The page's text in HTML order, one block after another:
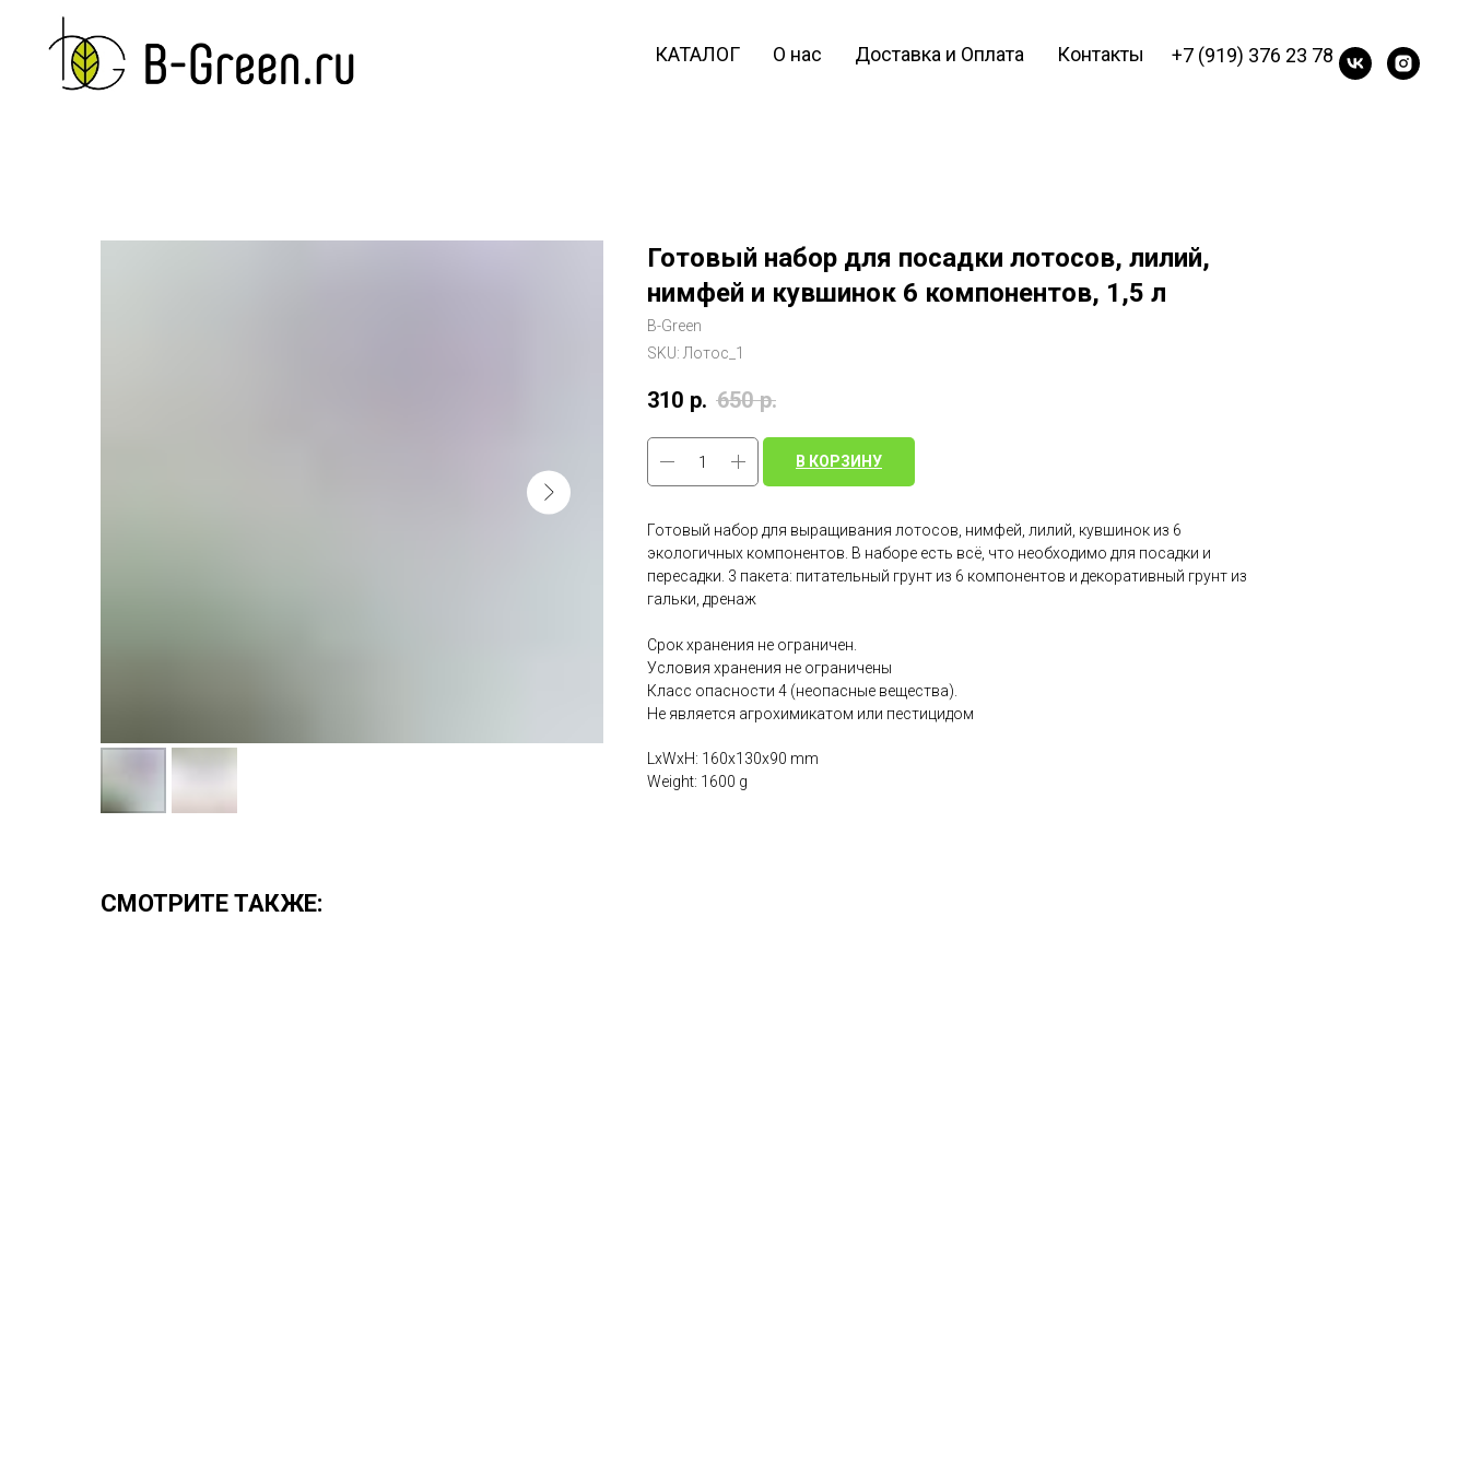
КАТАЛОГ О нас Доставка и Оплата Контакты +7 (919) 376 23 78
Готовый набор для посадки лотосов, лилий,
нимфей и кувшинок 6 компонентов, 1,5 л
B-Green
SKU: Лотос_1
310 р. 650 р.
В КОРЗИНУ
Готовый набор для выращивания лотосов, нимфей, лилий, кувшинок из 6
экологичных компонентов. В наборе есть всё, что необходимо для посадки и
пересадки. 3 пакета: питательный грунт из 6 компонентов и декоративный грунт из
гальки, дренаж
Срок хранения не ограничен.
Условия хранения не ограничены
Класс опасности 4 (неопасные вещества).
Не является агрохимикатом или пестицидом
LxWxH: 160x130x90 mm
Weight: 1600 g
СМОТРИТЕ ТАКЖЕ: